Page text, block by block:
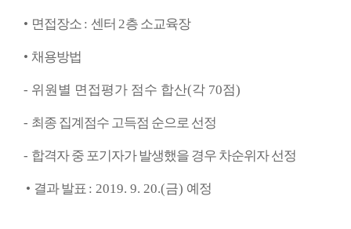
• 면접장소 : 센터 2층 소교육장
• 채용방법
- 위원별 면접평가 점수 합산(각 70점)
- 최종 집계점수 고득점 순으로 선정
- 합격자 중 포기자가 발생했을 경우 차순위자 선정
• 결과 발표 : 2019. 9. 20.(금) 예정